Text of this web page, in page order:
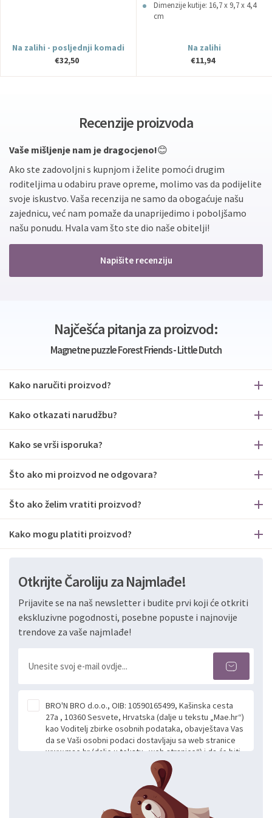
Na zalihi - posljednji komadi
€32,50
Dimenzije kutije: 16,7 x 9,7 x 4,4
cm
Na zalihi
€11,94
Recenzije proizvoda
Vaše mišljenje nam je dragocjeno!😊
Ako ste zadovoljni s kupnjom i želite pomoći drugim
roditeljima u odabiru prave opreme, molimo vas da podijelite
svoje iskustvo. Vaša recenzija ne samo da obogaćuje našu
zajednicu, već nam pomaže da unaprijedimo i poboljšamo
našu ponudu. Hvala vam što ste dio naše obitelji!
Napišite recenziju
Najčešća pitanja za proizvod:
Magnetne puzzle Forest Friends - Little Dutch
Kako naručiti proizvod?
Kako otkazati narudžbu?
Kako se vrši isporuka?
Što ako mi proizvod ne odgovara?
Što ako želim vratiti proizvod?
Kako mogu platiti proizvod?
Otkrijte Čaroliju za Najmlađe!
Prijavite se na naš newsletter i budite prvi koji će otkriti
ekskluzivne pogodnosti, posebne popuste i najnovije
trendove za vaše najmlađe!
BRO'N BRO d.o.o., OIB: 10590165499, Kašinska cesta
27a , 10360 Sesvete, Hrvatska (dalje u tekstu „Mae.hr“)
kao Voditelj zbirke osobnih podataka, obavještava Vas
da se Vaši osobni podaci dostavljaju sa web stranice
www.mae.hr (dalje u tekstu „web stranice“) i da će biti
obrađeni. Prihvaćanjem ove Izjave smatra se da
slobodno i izričito dajete privolu za prikupljanje i daljnju
obradu Vaših osobnih podataka koje ustupate Mae.hr
putem ovih web stranica u svrhu odgovora i daljnje
komunikacije na Vaš upit poslan kroz kontakt obrazac.